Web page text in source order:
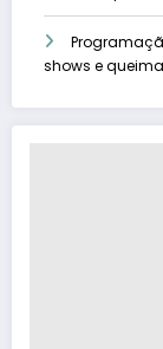
shows e